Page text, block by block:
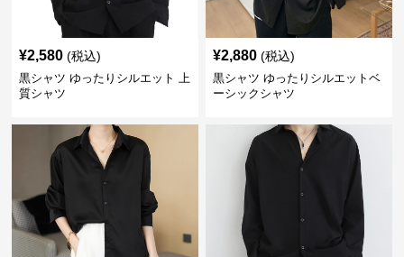
¥2,580 (税込)
黒シャツ ゆったりシルエット 上
質シャツ
¥2,880 (税込)
黒シャツ ゆったりシルエットベ
ーシックシャツ